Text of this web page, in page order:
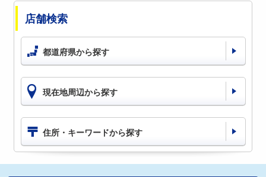
店舗検索
都道府県から探す
現在地周辺から探す
住所・キーワードから探す